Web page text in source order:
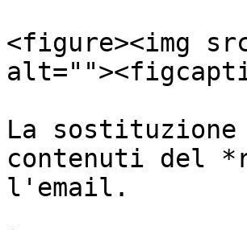
<figure><img
La sostituzione
contenuti del
l'email.